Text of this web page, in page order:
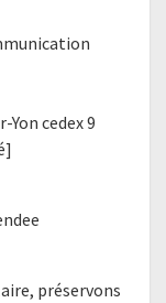
Yon cedex 9
préservons